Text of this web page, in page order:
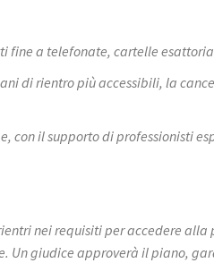
fine a telefonate, cartelle
di rientro più accessibili, la
con il supporto di professionisti
nei requisiti per accedere alla
Un giudice approverà il piano,